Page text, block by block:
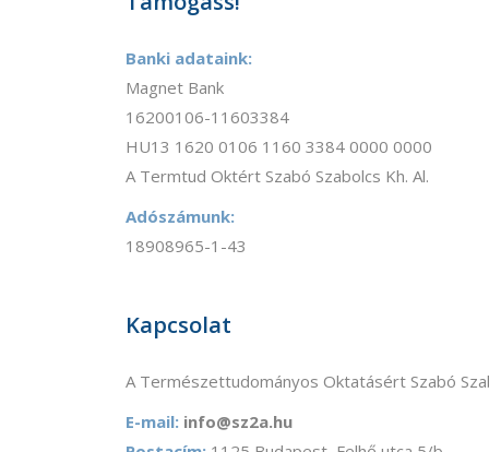
Banki adataink:
Magnet Bank
16200106-11603384
HU13 1620 0106 1160 3384 0000 0000
A Termtud Oktért Szabó Szabolcs Kh. Al.
Adószámunk:
18908965-1-43
Kapcsolat
A Természettudományos Oktatásért Szabó
E-mail: info@sz2a.hu